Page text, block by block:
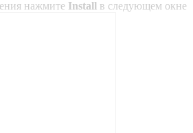
нажмите Install в следующем окне